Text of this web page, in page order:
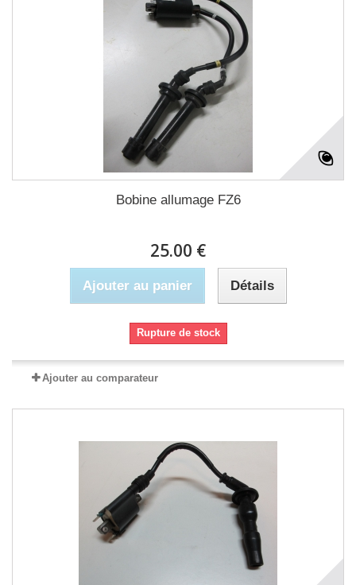
Bobine allumage FZ6
25.00 €
Ajouter au panier Détails
Rupture de stock
Ajouter au comparateur